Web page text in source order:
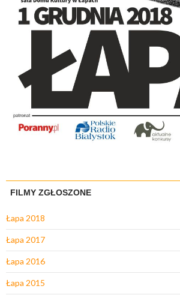
FILMY ZGŁOSZONE
Łapa 2018
Łapa 2017
Łapa 2016
Łapa 2015